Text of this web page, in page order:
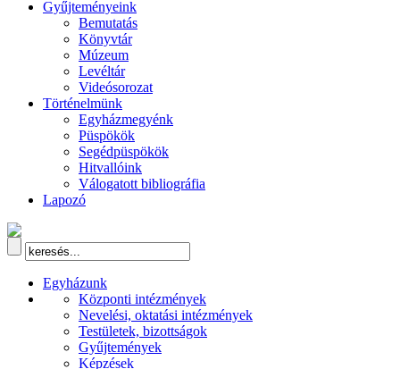
Gyűjteményeink
Bemutatás
Könyvtár
Múzeum
Levéltár
Videósorozat
Történelmünk
Egyházmegyénk
Püspökök
Segédpüspökök
Hitvallóink
Válogatott bibliográfia
Lapozó
Egyházunk
Központi intézmények
Nevelési, oktatási intézmények
Testületek, bizottságok
Gyűjtemények
Képzések